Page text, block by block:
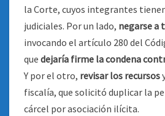
la Corte, cuyos integrantes
judiciales. Por un lado, negarse a
invocando el artículo 280 del
que dejaría firme la condena
Y por el otro, revisar los recursos
fiscalía, que solicitó duplicar la
cárcel por asociación ilícita.